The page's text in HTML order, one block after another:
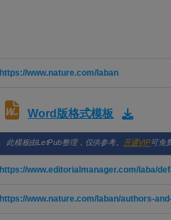
https://www.nature.com/laban
Word版格式模板
此模板由LetPub整理，仅供参考。 开通VIP可免
https://www.editorialmanager.com/laba/
https://www.nature.com/laban/authors-